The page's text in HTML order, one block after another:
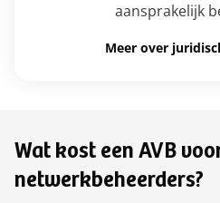
aansprakelijk
Meer over
Wat kost een AVB
netwerkbeheerders?